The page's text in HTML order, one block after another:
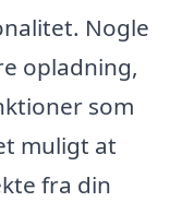
Nogle
opladning,
som
muligt at
fra din